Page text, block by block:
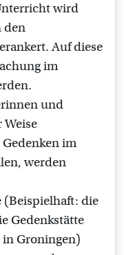
wird
den
Auf diese
im
und
Weise
im
werden
(Beispielhaft: die
Gedenkstätte
in Groningen)